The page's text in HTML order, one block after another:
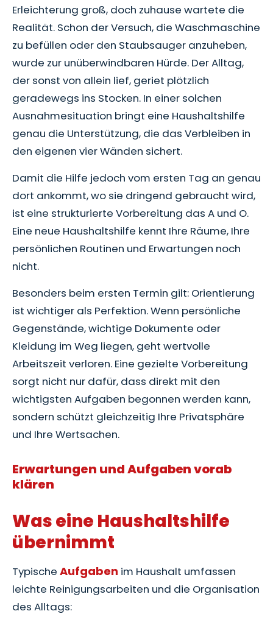
Erleichterung groß, doch zuhause wartete die
Realität. Schon der Versuch, die Waschmaschine
zu befüllen oder den Staubsauger anzuheben,
wurde zur unüberwindbaren Hürde. Der Alltag,
der sonst von allein lief, geriet plötzlich
geradewegs ins Stocken. In einer solchen
Ausnahmesituation bringt eine Haushaltshilfe
genau die Unterstützung, die das Verbleiben in
den eigenen vier Wänden sichert.
Damit die Hilfe jedoch vom ersten Tag an genau
dort ankommt, wo sie dringend gebraucht wird,
ist eine strukturierte Vorbereitung das A und O.
Eine neue Haushaltshilfe kennt Ihre Räume, Ihre
persönlichen Routinen und Erwartungen noch
nicht.
Besonders beim ersten Termin gilt: Orientierung
ist wichtiger als Perfektion. Wenn persönliche
Gegenstände, wichtige Dokumente oder
Kleidung im Weg liegen, geht wertvolle
Arbeitszeit verloren. Eine gezielte Vorbereitung
sorgt nicht nur dafür, dass direkt mit den
wichtigsten Aufgaben begonnen werden kann,
sondern schützt gleichzeitig Ihre Privatsphäre
und Ihre Wertsachen.
Erwartungen und Aufgaben vorab
klären
Was eine Haushaltshilfe
übernimmt
Typische Aufgaben im Haushalt umfassen
leichte Reinigungsarbeiten und die Organisation
des Alltags: